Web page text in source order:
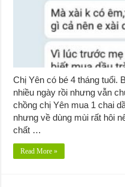
Chị Yên có bé 4 tháng tuổi.
nhiều ngày rồi nhưng vẫn
chồng chị Yên mua 1 chai
nhưng về dùng mùi rất hôi
chất …
Read More »